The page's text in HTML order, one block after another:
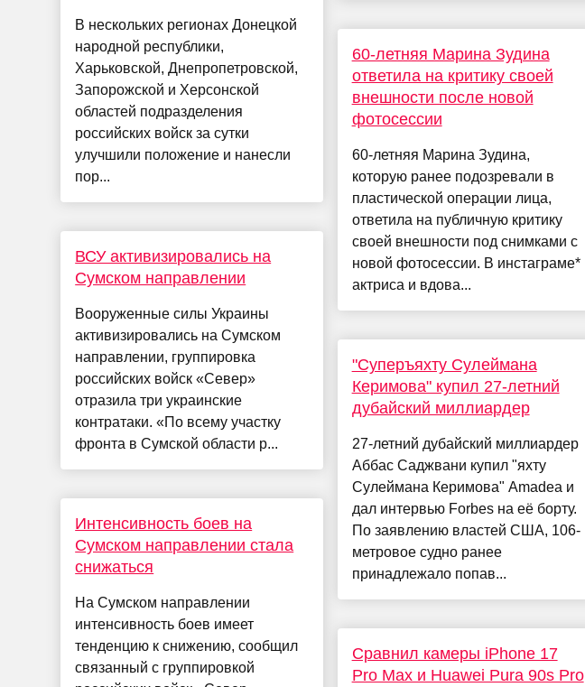
В нескольких регионах Донецкой
народной республики,
Харьковской, Днепропетровской,
Запорожской и Херсонской
областей подразделения
российских войск за сутки
улучшили положение и нанесли
пор...
ВСУ активизировались на
Сумском направлении
Вооруженные силы Украины
активизировались на Сумском
направлении, группировка
российских войск «Север»
отразила три украинские
контратаки. «По всему участку
фронта в Сумской области р...
Интенсивность боев на
Сумском направлении стала
снижаться
На Сумском направлении
интенсивность боев имеет
тенденцию к снижению, сообщил
связанный с группировкой
60-летняя Марина Зудина
ответила на критику своей
внешности после новой
фотосессии
60-летняя Марина Зудина,
которую ранее подозревали в
пластической операции лица,
ответила на публичную критику
своей внешности под снимками с
новой фотосессии. В инстаграме*
актриса и вдова...
"Суперъяхту Сулеймана
Керимова" купил 27-летний
дубайский миллиардер
27-летний дубайский миллиардер
Аббас Саджвани купил "яхту
Сулеймана Керимова" Amadea и
дал интервью Forbes на её борту.
По заявлению властей США, 106-
метровое судно ранее
принадлежало попав...
Сравнил камеры iPhone 17
Pro Max и Huawei Pura 90s Pro